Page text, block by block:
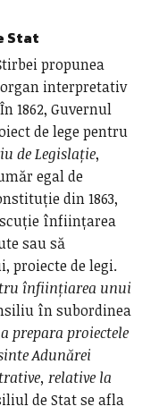
Stat
propunea
interpretativ
1862, Guvernul
de lege pentru
de Legislație,
egal de
din 1863,
înființarea
sau să
proiecte de legi.
înființiarea unui
în subordinea
a prepara proiectele
Adunărei
relative la
de Stat se afla